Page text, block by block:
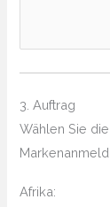
3. Auftrag
Wählen Sie
Afrika: